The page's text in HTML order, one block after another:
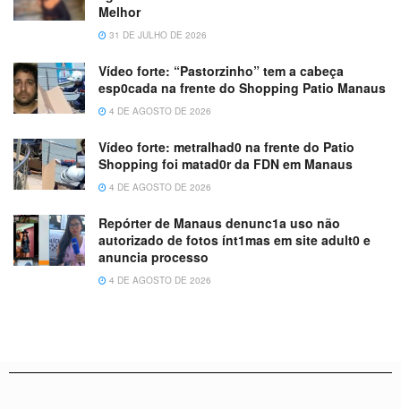
Melhor
31 DE JULHO DE 2026
Vídeo forte: “Pastorzinho” tem a cabeça
esp0cada na frente do Shopping Patio Manaus
4 DE AGOSTO DE 2026
Vídeo forte: metralhad0 na frente do Patio
Shopping foi matad0r da FDN em Manaus
4 DE AGOSTO DE 2026
Repórter de Manaus denunc1a uso não
autorizado de fotos ínt1mas em site adult0 e
anuncia processo
4 DE AGOSTO DE 2026